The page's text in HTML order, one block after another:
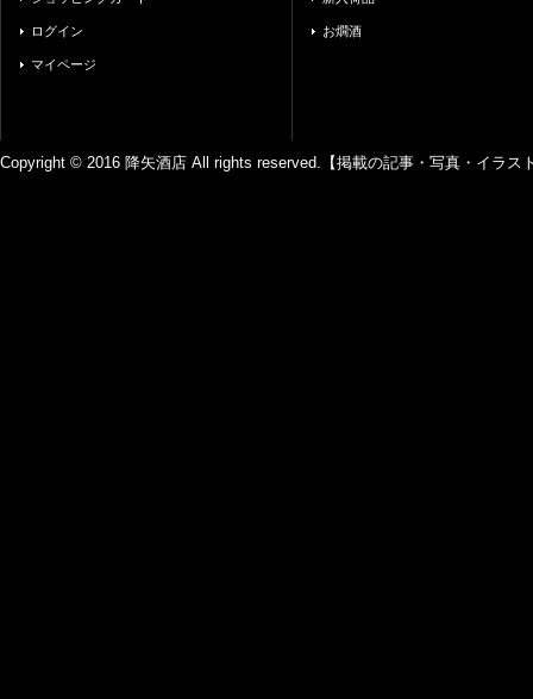
ログイン
マイページ
お燗酒
Copyright © 2016 降矢酒店 All rights reserved.【掲載の記事・写真・イラス